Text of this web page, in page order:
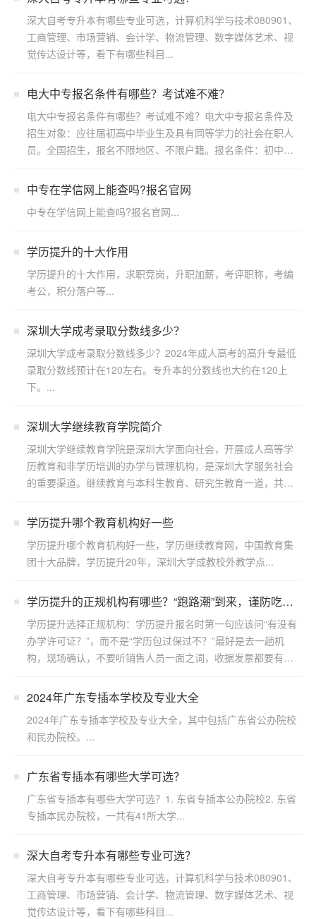
深大自考专升本有哪些专业可选，计算机科学与技术080901、
工商管理、市场营销、会计学、物流管理、数字媒体艺术、视
觉传达设计等，看下有哪些科目...
电大中专报名条件有哪些？考试难不难？
电大中专报名条件有哪些？考试难不难？电大中专报名条件及
招生对象：应往届初高中毕业生及具有同等学力的社会在职人
员。全国招生，报名不限地区、不限户籍。报名条件：初中起
中专在学信网上能查吗?报名官网
中专在学信网上能查吗?报名官网...
学历提升的十大作用
学历提升的十大作用，求职竞岗，升职加薪，考评职称，考编
考公，积分落户等...
深圳大学成考录取分数线多少？
深圳大学成考录取分数线多少？2024年成人高考的高升专最低
录取分数线预计在120左右。专升本的分数线也大约在120上
下。...
深圳大学继续教育学院简介
深圳大学继续教育学院是深圳大学面向社会，开展成人高等学
历教育和非学历培训的办学与管理机构，是深圳大学服务社会
的重要渠道。继续教育与本科生教育、研究生教育一道，共同
学历提升哪个教育机构好一些
学历提升哪个教育机构好一些，学历继续教育网，中国教育集
团十大品牌，学历提升20年，深圳大学成教校外教学点...
学历提升的正规机构有哪些？“跑路潮”到来，谨防吃
亏！
学历提升选择正规机构：学历提升报名时第一句应该问“有没有
办学许可证？”，而不是“学历包过保过不？”最好是去一趟机
构，现场确认，不要听销售人员一面之词，收据发票都要有。
2024年广东专插本学校及专业大全
2024年广东专插本学校及专业大全，其中包括广东省公办院校
和民办院校。...
广东省专插本有哪些大学可选？
广东省专插本有哪些大学可选？1. 东省专插本公办院校2. 东省
专插本民办院校，一共有41所大学...
深大自考专升本有哪些专业可选？
深大自考专升本有哪些专业可选，计算机科学与技术080901、
工商管理、市场营销、会计学、物流管理、数字媒体艺术、视
觉传达设计等，看下有哪些科目...